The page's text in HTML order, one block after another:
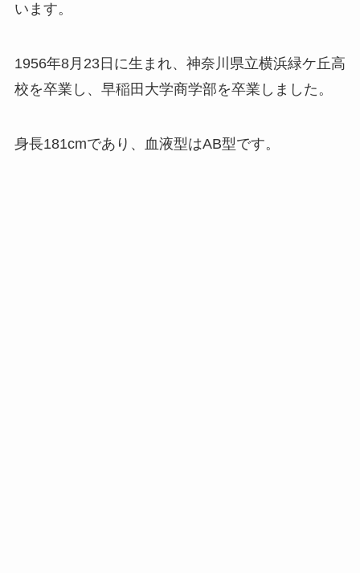
います。
1956年8月23日に生まれ、神奈川県立横浜緑ケ丘高
校を卒業し、早稲田大学商学部を卒業しました。
身長181cmであり、血液型はAB型です。